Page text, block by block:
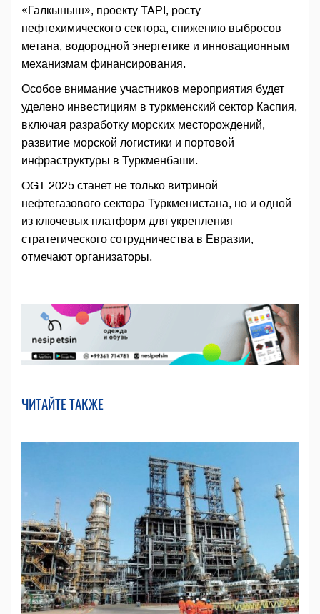
«Галкыныш», проекту TAPI, росту
нефтехимического сектора, снижению выбросов
метана, водородной энергетике и инновационным
механизмам финансирования.
Особое внимание участников мероприятия будет
уделено инвестициям в туркменский сектор Каспия,
включая разработку морских месторождений,
развитие морской логистики и портовой
инфраструктуры в Туркменбаши.
OGT 2025 станет не только витриной
нефтегазового сектора Туркменистана, но и одной
из ключевых платформ для укрепления
стратегического сотрудничества в Евразии,
отмечают организаторы.
ЧИТАЙТЕ ТАКЖЕ